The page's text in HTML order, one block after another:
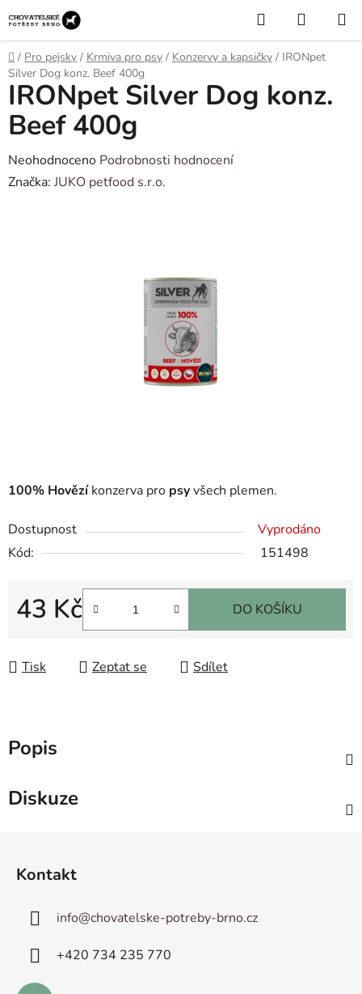
na
obsah
Hledat
KOŠÍK
Domů
/ Pro pejsky / Krmiva pro psy / Konzervy a kapsičky / IRONpet
Silver Dog konz. Beef 400g
100% Hovězíkonzerva pro psyvšech plemen.
Dostupnost
Vyprodáno
Kód:
151498
43 Kč
Měrná cena:
DO KOŠÍKU
Tisk Zeptat se Sdílet
IRONpet Silver Dog konz.
Beef 400g
Průměrné
hodnocení
Neohodnoceno Podrobnosti hodnocení
Značka: JUKO petfood s.r.o.
Popis
Diskuze
Kontakt
info@chovatelske-potreby-brno.cz
+420 ­734 235 770